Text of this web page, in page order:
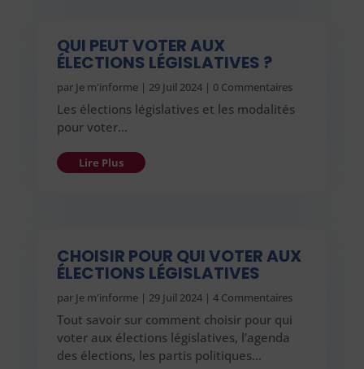
QUI PEUT VOTER AUX
ÉLECTIONS LÉGISLATIVES ?
par Je m'informe| 29 Juil 2024| 0 Commentaires
Les élections législatives et les modalités
pour voter…
Lire Plus
CHOISIR POUR QUI VOTER AUX
ÉLECTIONS LÉGISLATIVES
par Je m'informe| 29 Juil 2024| 4 Commentaires
Tout savoir sur comment choisir pour qui
voter aux élections législatives, l’agenda
des élections, les partis politiques…